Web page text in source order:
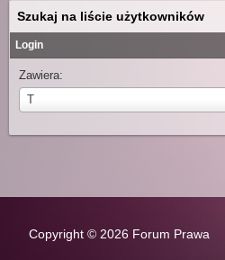
Szukaj na liście użytkowników
Login
Zawiera:
T
Login:Login
Copyright © 2026 Forum Prawa